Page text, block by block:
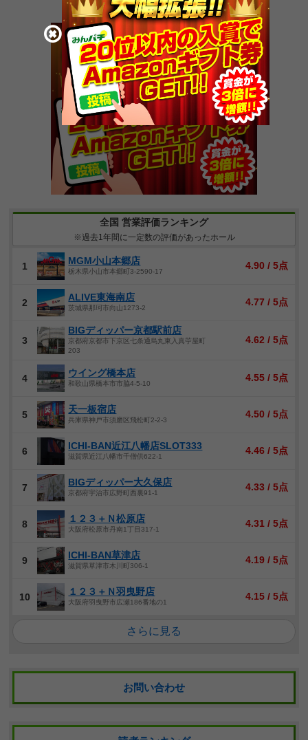
全国 営業評価ランキング
※過去1年間に一定数の評価があったホール
1 MGM小山本郷店
栃木県小山市本郷町3-2590-17
4.90 / 5点
2 ALIVE東海南店
茨城県那珂市向山1273-2
4.77 / 5点
3
BIGディッパー京都駅前店
京都府京都市下京区七条通烏丸東入真苧屋町
203
4.62 / 5点
4 ウイング橋本店
和歌山県橋本市市脇4-5-10
4.55 / 5点
5 天一板宿店
兵庫県神戸市須磨区飛松町2-2-3
4.50 / 5点
6 ICHI-BAN近江八幡店SLOT333
滋賀県近江八幡市千僧供622-1
4.46 / 5点
7 BIGディッパー大久保店
京都府宇治市広野町西裏91-1
4.33 / 5点
8 １２３＋Ｎ松原店
大阪府松原市丹南1丁目317-1
4.31 / 5点
9 ICHI-BAN草津店
滋賀県草津市木川町306-1
4.19 / 5点
10 １２３＋Ｎ羽曳野店
大阪府羽曳野市広瀬186番地の1
4.15 / 5点
さらに見る
お問い合わせ